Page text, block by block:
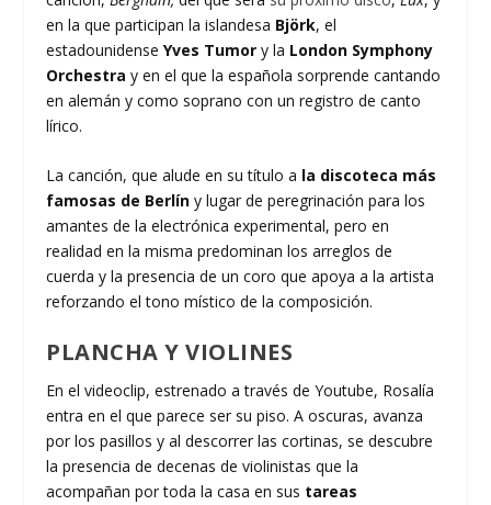
en la que participan la islandesa Björk, el
estadounidenseYves Tumor y la London Symphony
Orchestra y en el que la española sorprende cantando
en alemán y como soprano con un registro de canto
lírico.
La canción, que alude en su título a la discoteca más
famosas de Berlín y lugar de peregrinación para los
amantes de la electrónica experimental, pero en
realidad en la misma predominan los arreglos de
cuerda y la presencia de un coro que apoya a la artista
reforzando el tono místico de la composición.
PLANCHA Y VIOLINES
En el videoclip, estrenado a través de Youtube, Rosalía
entra en el que parece ser su piso. A oscuras, avanza
por los pasillos y al descorrer las cortinas, se descubre
la presencia de decenas de violinistas que la
acompañan por toda la casa en sus tareas